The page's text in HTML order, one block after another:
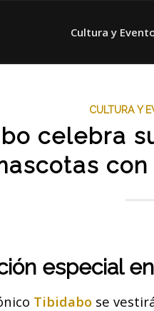
Cultura y
CULTURA Y
celebra
especial
Tibidabo se